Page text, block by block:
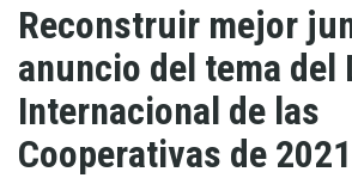
Reconstruir mejor
anuncio del tema del
Internacional de las
Cooperativas de 2021